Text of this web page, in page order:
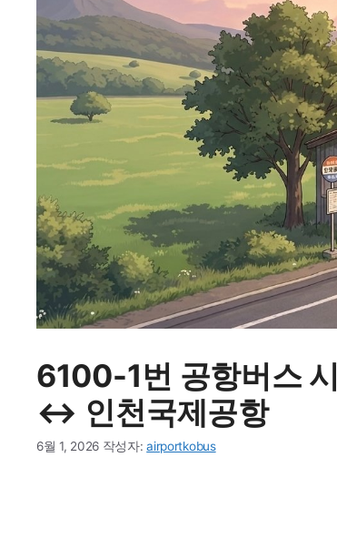
6100-1번 공항버스
↔ 인천국제공항
6월 1, 2026 작성자:airportkobus